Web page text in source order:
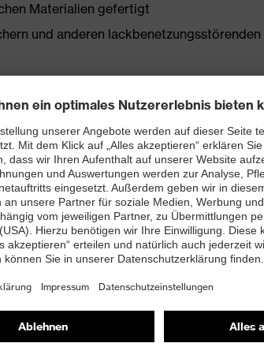
Materialien gefertigt
und anderen lackbenetzungsstörenden
mit Feuchtigkeitstransportsystem und
kleiner 100 Megaohm
vor Umknicken